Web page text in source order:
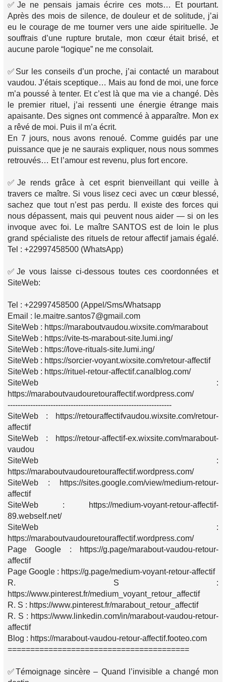
✅Je ne pensais jamais écrire ces mots… Et pourtant.
Après des mois de silence, de douleur et de solitude, j’ai
eu le courage de me tourner vers une aide spirituelle. Je
souffrais d’une rupture brutale, mon cœur était brisé, et
aucune parole “logique” ne me consolait.
✅Sur les conseils d’un proche, j’ai contacté un marabout
vaudou. J’étais sceptique… Mais au fond de moi, une force
m’a poussé à tenter. Et c’est là que ma vie a changé. Dès
le premier rituel, j’ai ressenti une énergie étrange mais
apaisante. Des signes ont commencé à apparaître. Mon ex
a rêvé de moi. Puis il m’a écrit.
En 7 jours, nous avons renoué. Comme guidés par une
puissance que je ne saurais expliquer, nous nous sommes
retrouvés… Et l’amour est revenu, plus fort encore.
✅Je rends grâce à cet esprit bienveillant qui veille à
travers ce maître. Si vous lisez ceci avec un cœur blessé,
sachez que tout n’est pas perdu. Il existe des forces qui
nous dépassent, mais qui peuvent nous aider — si on les
invoque avec foi. Le maître SANTOS est de loin le plus
grand spécialiste des rituels de retour affectif jamais égalé.
Tel : +22997458500 (WhatsApp)
✅Je vous laisse ci-dessous toutes ces coordonnées et
SiteWeb:
Tel : +22997458500 (Appel/Sms/Whatsapp
Email : le.maitre.santos7@gmail.com
SiteWeb : https://maraboutvaudou.wixsite.com/marabout
SiteWeb : https://vite-ts-marabout-site.lumi.ing/
SiteWeb : https://love-rituals-site.lumi.ing/
SiteWeb : https://sorcier-voyant.wixsite.com/retour-affectif
SiteWeb : https://rituel-retour-affectif.canalblog.com/
SiteWeb :
https://maraboutvaudouretouraffectif.wordpress.com/
-----------------------------------------------------------------
SiteWeb : https://retouraffectifvaudou.wixsite.com/retour-
affectif
SiteWeb : https://retour-affectif-ex.wixsite.com/marabout-
vaudou
SiteWeb :
https://maraboutvaudouretouraffectif.wordpress.com/
SiteWeb : https://sites.google.com/view/medium-retour-
affectif
SiteWeb : https://medium-voyant-retour-affectif-
89.webself.net/
SiteWeb :
https://maraboutvaudouretouraffectif.wordpress.com/
Page Google : https://g.page/marabout-vaudou-retour-
affectif
Page Google : https://g.page/medium-voyant-retour-affectif
R. S :
https://www.pinterest.fr/medium_voyant_retour_affectif
R. S : https://www.pinterest.fr/marabout_retour_affectif
R. S : https://www.linkedin.com/in/marabout-vaudou-retour-
affectif
Blog : https://marabout-vaudou-retour-affectif.footeo.com
========================================
✅Témoignage sincère – Quand l’invisible a changé mon